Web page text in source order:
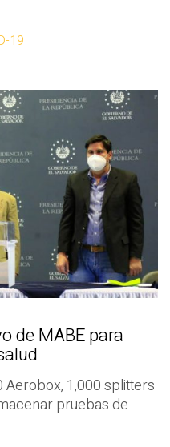
19
de MABE para
Aerobox, 1,000 splitters
pruebas de